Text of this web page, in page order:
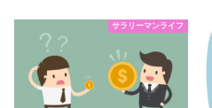
サラリーマンライフ